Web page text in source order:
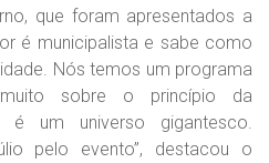
que foram apresentados a
é municipalista e sabe como
Nós temos um programa
sobre o princípio da
um universo gigantesco.
pelo evento”, destacou o